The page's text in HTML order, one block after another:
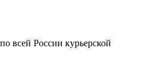
всей России курьерской